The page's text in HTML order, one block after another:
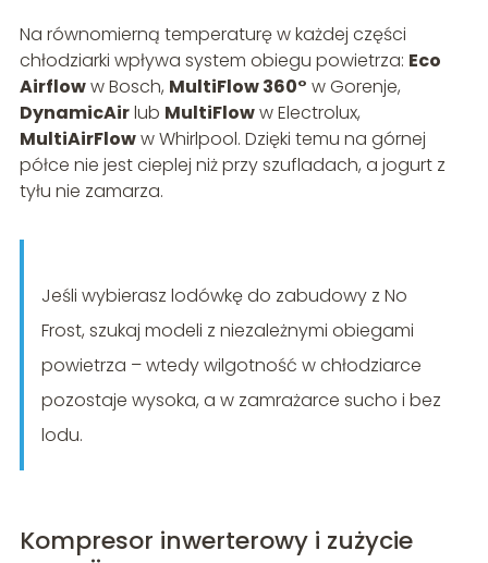
Na równomierną temperaturę w każdej części
chłodziarki wpływa system obiegu powietrza: Eco
Airfloww Bosch, MultiFlow 360° w Gorenje,
DynamicAirlub MultiFloww Electrolux,
MultiAirFloww Whirlpool. Dzięki temu na górnej
półce nie jest cieplej niż przy szufladach, a jogurt z
tyłu nie zamarza.
Jeśli wybierasz lodówkę do zabudowy z No
Frost, szukaj modeli z niezależnymi obiegami
powietrza – wtedy wilgotność w chłodziarce
pozostaje wysoka, a w zamrażarce sucho i bez
lodu.
Kompresor inwerterowy i zużycie